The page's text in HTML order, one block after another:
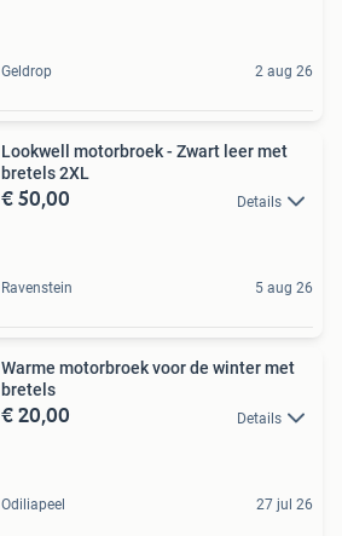
Geldrop 2 aug 26
Lookwell motorbroek - Zwart leer met
bretels 2XL
€ 50,00 Details
Ravenstein 5 aug 26
Warme motorbroek voor de winter met
bretels
€ 20,00 Details
Odiliapeel 27 jul 26